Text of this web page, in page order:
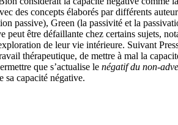
des concepts élaborés par différents
passive), Green (la passivité et la
être défaillante chez certains sujets,
de leur vie intérieure. Suivant
thérapeutique, de mettre à mal la
que s’actualise le négatif du non-
sa capacité négative.